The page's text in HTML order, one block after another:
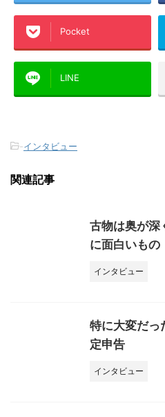
Pocket
LINE
-インタビュー
関連記事
古物は奥が深
に面白いも
インタビュー
特に大変だっ
定申告
インタビュー